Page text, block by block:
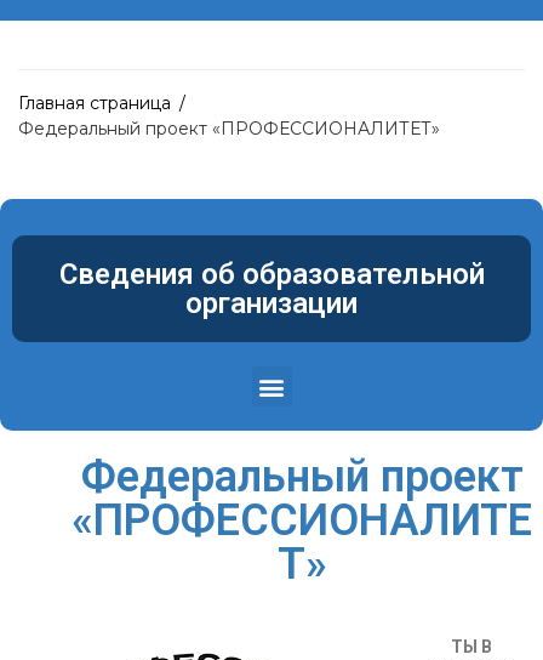
Главная страница /
Федеральный проект «ПРОФЕССИОНАЛИТЕТ»
Сведения об образовательной
организации
Федеральный проект
«ПРОФЕССИОНАЛИТЕ
Т»
ТЫ В